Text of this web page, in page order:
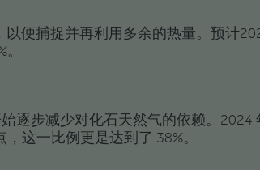
便捕捉并再利用多余的热量。预计
逐步减少对化石天然气的依赖。2024
这一比例更是达到了 38%。